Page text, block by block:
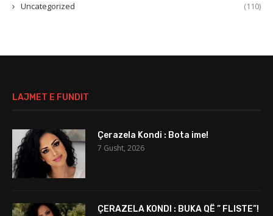
Uncategorized (110)
LAJMET E FUNDIT
Çerazela Kondi : Bota ime!
7 Gusht, 2026
ÇERAZELA KONDI : BUKA QË ” FLISTE”!